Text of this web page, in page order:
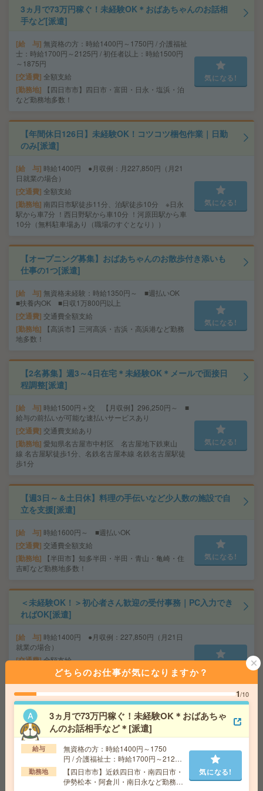
3ヵ月で73万円稼ぐ！未経験OK＊おばあちゃんのお話相
手など[派遣]
給 与 無資格の方：時給1400円～1750円 / 介護福祉
士：時給1700円～2125円 / 初任者以上：時給1500円
～1875円
交通費 全額支給
勤務地
【四日市市】四日市・富田・日永・塩浜・泊
など勤務地多数！
気になる!
【年間休日126日】未経験OK！コツコツ梱包作業｜日勤
のみ[派遣]
給 与 時給1400円 ●月収例：月227,850円（月21
日就業の場合）
交通費 全額支給
勤務地 南四日市駅徒歩11分、泊駅徒歩10分 ※日永
駅から車7分 ！西日野駅から車10分 ！河原田駅から車
10分（無料駐車場あり（職場のすぐとなり））
気になる!
【オープニング募集】おばあちゃんのお散歩付き添いも
仕事の1つ[派遣]
給 与 無資格未経験：時給1350円～ ■週払いOK
■扶養内OK ■日収1万800円以上
交通費 交通費全額支給
勤務地
【高浜市】三河高浜・吉浜・高浜港など勤務
地多数！
気になる!
【2名募集】週3～4日在宅＊未経験OK＊メールで面接日
程調整[派遣]
給 与 時給1500円＋交 【月収例】296,250円～ ■
給与の前払いが可能な速払いサービスあり
交通費 交通費支給あり
勤務地 愛知県名古屋市中村区 名古屋地下鉄東山
線 名古屋駅徒歩1分、名鉄名古屋本線 名鉄名古屋駅徒
歩1分
気になる!
【週3日～＆土日休】料理の手伝いなど少人数の施設で自
立を支援[派遣]
給 与 時給1600円～ ■週払いOK
交通費 交通費全額支給
勤務地
【半田市】知多半田・半田・青山・亀崎・住
吉町など勤務地多数！
気になる!
＜未経験OK！＞初心者さん歓迎の受付事務｜PC入力でき
ればOK[派遣]
給 与 時給1400円 ●月収例：227,850円（月21日
就業の場合）
交通費 全額支給
三日市駅徒歩12分、玉垣駅車8分 ※平田町駅
から車7分 ！白子駅から車13分（無料駐車場あり）
時給1500円＊めずらしい「個室休憩室」でお昼はのんび
り！一般事務[派遣]
給 与 時給1500円 月収例 240,000円
交通費 全額支給
勤務地 近鉄四日市駅車7分、阿倉川駅車5分（敷地内
に無料駐車場あり）
気になる!
どちらのお仕事が気になりますか？
1/10
3ヵ月で73万円稼ぐ！未経験OK＊おばあちゃ
んのお話相手など＊[派遣]
給与
無資格の方：時給1400円～1750
円 / 介護福祉士：時給1700円～2125
円 / 初任者以上：時給1500円～1875
円
勤務地
【四日市市】近鉄四日市・南四日市・
伊勢松本・阿倉川・南日永など勤務地
気になる!